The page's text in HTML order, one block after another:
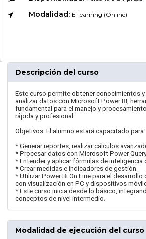
Modalidad: E-learning (Online)
Descripción del curso
Este curso permite obtener conocimientos y
analizar datos con Microsoft Power BI,
fundamental para el manejo y
rápida y profesional.
Objetivos: El alumno estará capacitado para:
* Generar reportes, realizar cálculos
* Procesar datos con Microsoft Power Query.
* Entender y aplicar fórmulas de inteligencia
* Crear medidas e indicadores de gestión.
* Utilizar Power Bi On Line para el
con visualización en PC y dispositivos
* Este curso inicia desde lo básico,
conceptos de nivel intermedio.
Modalidad de ejecución del curso